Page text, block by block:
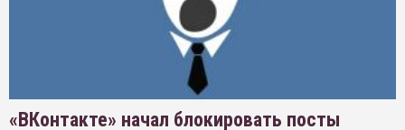
«ВКонтакте» начал блокировать посты